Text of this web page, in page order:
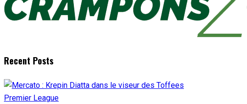
Recent Posts
Premier League